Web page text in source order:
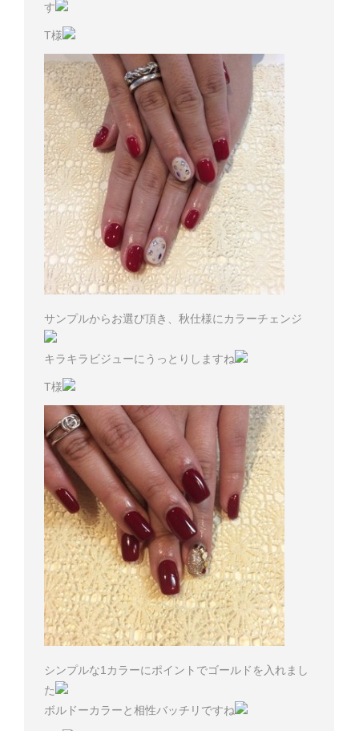
す
T様
サンプルからお選び頂き、秋仕様にカラーチェンジ
キラキラビジューにうっとりしますね
T様
シンプルな1カラーにポイントでゴールドを入れまし
た
ボルドーカラーと相性バッチリですね